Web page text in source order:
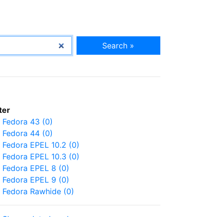
Search »
Fedora 43 (0)
Fedora 44 (0)
Fedora EPEL 10.2 (0)
Fedora EPEL 10.3 (0)
Fedora EPEL 8 (0)
Fedora EPEL 9 (0)
Fedora Rawhide (0)